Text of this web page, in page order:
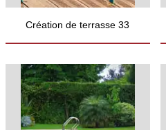
Création de terrasse 33